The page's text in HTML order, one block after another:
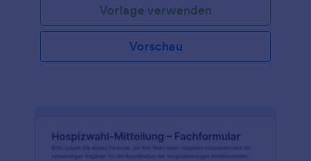
Vorlage verwenden
Vorschau